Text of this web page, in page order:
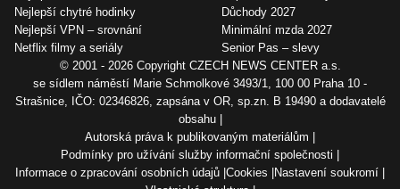
Nejlepší chytré hodinky
Nejlepší VPN – srovnání
Netflix filmy a seriály
Důchody 2027
Minimální mzda 2027
Senior Pas – slevy
© 2001 - 2026 Copyright CZECH NEWS CENTER a.s.
se sídlem náměstí Marie Schmolkové 3493/1, 100 00 Praha 10 -
Strašnice, IČO: 02346826, zapsána v OR, sp.zn. B 19490 a dodavatelé
obsahu
Autorská práva k publikovaným materiálům
Podmínky pro užívání služby informační společnosti
Informace o zpracování osobních údajů Cookies Nastavení soukromí